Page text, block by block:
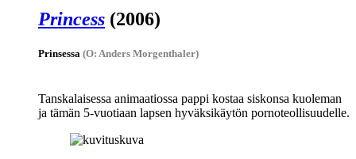
Princess (2006)
Prinsessa (O: Anders Morgenthaler)
Tanskalaisessa animaatiossa pappi kostaa siskonsa kuoleman
ja tämän 5‑vuotiaan lapsen hyväksikäytön pornoteollisuudelle.